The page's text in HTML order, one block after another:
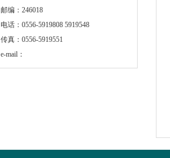
邮编：246018
电话：0556-5919808 5919548
传真：0556-5919551
e-mail：